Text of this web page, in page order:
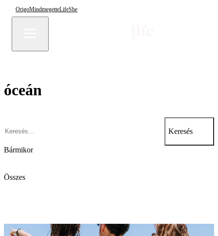
OrigoMindmegetteLifeShe
óceán
Keresés
Bármikor
Összes